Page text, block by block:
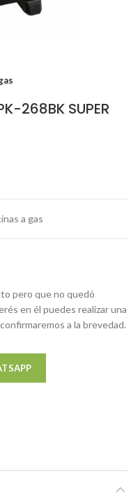
268BK SUPER
a gas
pero que no quedó
en él puedes realizar una
a la brevedad.